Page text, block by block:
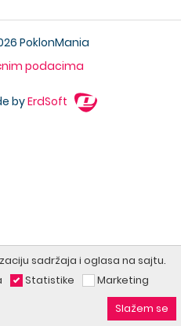
PoklonMania
podacima
byErdSoft
sadržaja i oglasa na sajtu.
Statistike
Marketing
Slažem se